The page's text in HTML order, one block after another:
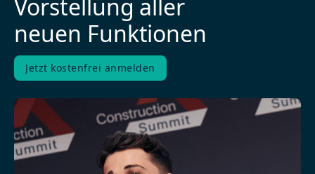
Vorstellung aller
neuen Funktionen
Jetzt kostenfrei anmelden
Jetzt kostenfrei anmelden